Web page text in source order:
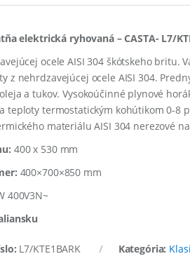
elektrická ryhovaná – CASTA- L7/
ocele AISI 304 škótskeho
z nehrdzavejúcej ocele AISI 304.
a tukov. Vysokoúčinné plynové
teploty termostatickým kohútikom 0-8
materiálu AISI 304 nerezové
400 x 530 mm
400×700×850 mm
400V3N~
L7/KTE1BARK Kategória: